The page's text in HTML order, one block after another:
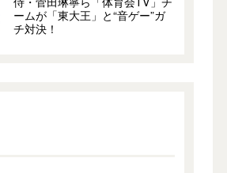
ームが「東大王」と“音ゲー”ガ
チ対決！